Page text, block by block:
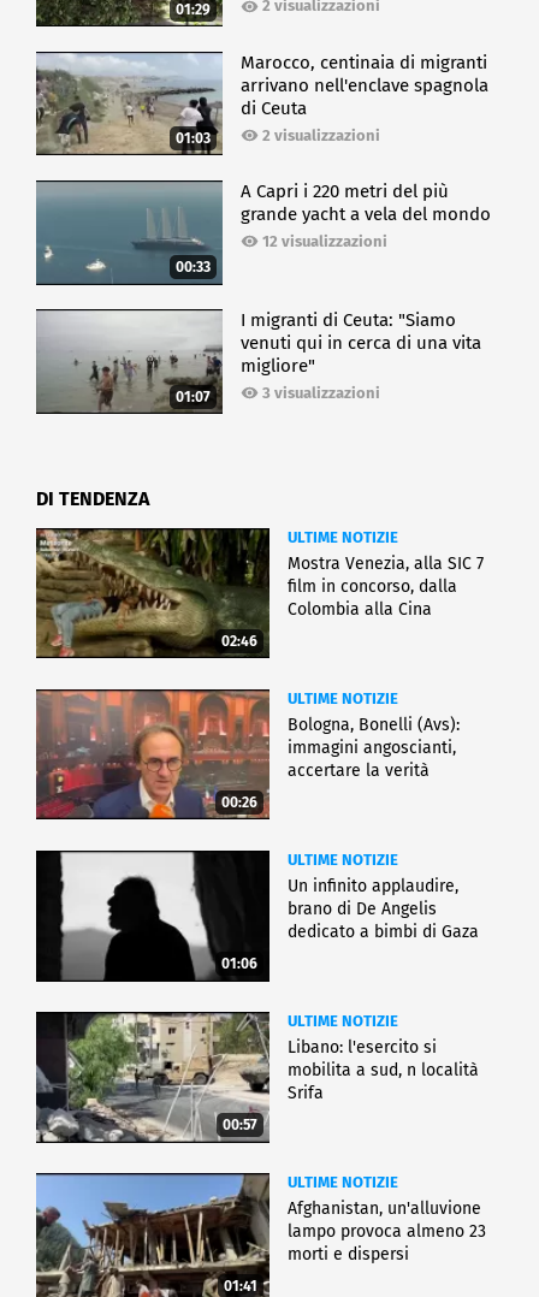
01:29 2 visualizzazioni
01:03
Marocco, centinaia di migranti
arrivano nell'enclave spagnola
di Ceuta
2 visualizzazioni
00:33
A Capri i 220 metri del più
grande yacht a vela del mondo
12 visualizzazioni
01:07
I migranti di Ceuta: "Siamo
venuti qui in cerca di una vita
migliore"
3 visualizzazioni
DI TENDENZA
02:46
ULTIME NOTIZIE
Mostra Venezia, alla SIC 7
film in concorso, dalla
Colombia alla Cina
00:26
ULTIME NOTIZIE
Bologna, Bonelli (Avs):
immagini angoscianti,
accertare la verità
01:06
ULTIME NOTIZIE
Un infinito applaudire,
brano di De Angelis
dedicato a bimbi di Gaza
00:57
ULTIME NOTIZIE
Libano: l'esercito si
mobilita a sud, n località
Srifa
01:41
ULTIME NOTIZIE
Afghanistan, un'alluvione
lampo provoca almeno 23
morti e dispersi